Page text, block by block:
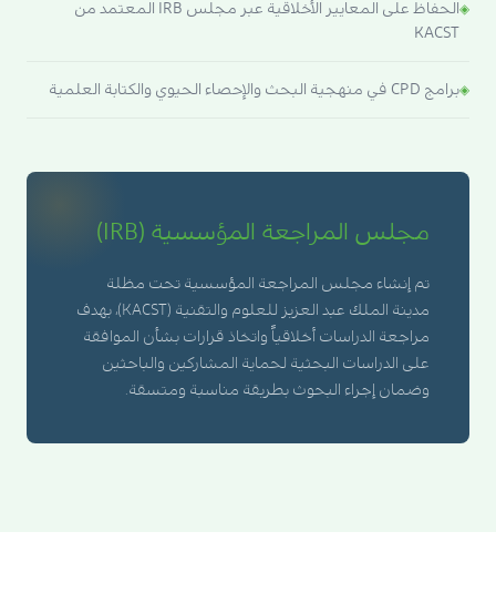
الحفاظ على المعايير الأخلاقية عبر مجلس IRB المعتمد من
KACST
برامج CPD في منهجية البحث والإحصاء الحيوي والكتابة العلمية
مجلس المراجعة المؤسسية (IRB)
تم إنشاء مجلس المراجعة المؤسسية تحت مظلة
مدينة الملك عبد العزيز للعلوم والتقنية (KACST)، بهدف
مراجعة الدراسات أخلاقياً واتخاذ قرارات بشأن الموافقة
على الدراسات البحثية لحماية المشاركين والباحثين
وضمان إجراء البحوث بطريقة مناسبة ومتسقة.